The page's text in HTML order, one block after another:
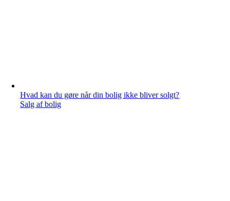
Hvad kan du gøre når din bolig ikke bliver solgt?
Salg af bolig